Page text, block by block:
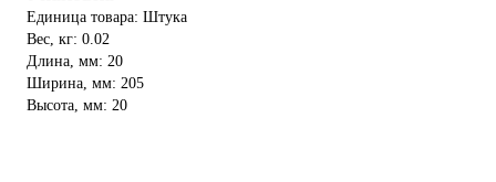
Единица товара: Штука
Вес, кг: 0.02
Длина, мм: 20
Ширина, мм: 205
Высота, мм: 20